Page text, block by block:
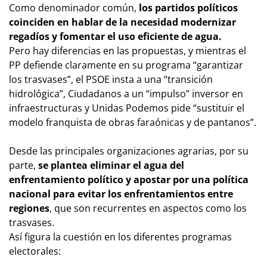
Como denominador común, los partidos políticos
coinciden en hablar de la necesidad modernizar
regadíos y fomentar el uso eficiente de agua.
Pero hay diferencias en las propuestas, y mientras el
PP defiende claramente en su programa “garantizar
los trasvases”, el PSOE insta a una “transición
hidrológica”, Ciudadanos a un “impulso” inversor en
infraestructuras y Unidas Podemos pide “sustituir el
modelo franquista de obras faraónicas y de pantanos”.
Desde las principales organizaciones agrarias, por su
parte, se plantea eliminar el agua del
enfrentamiento político y apostar por una política
nacional para evitar los enfrentamientos entre
regiones, que son recurrentes en aspectos como los
trasvases.
Así figura la cuestión en los diferentes programas
electorales: